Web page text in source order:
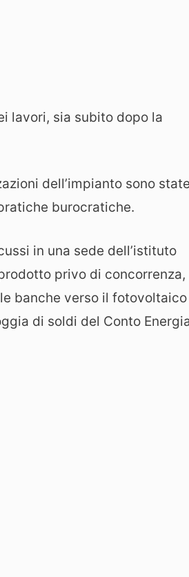
lavori, sia subito dopo la
dell’impianto sono state
burocratiche.
in una sede dell’istituto
privo di concorrenza,
banche verso il fotovoltaico
di soldi del Conto